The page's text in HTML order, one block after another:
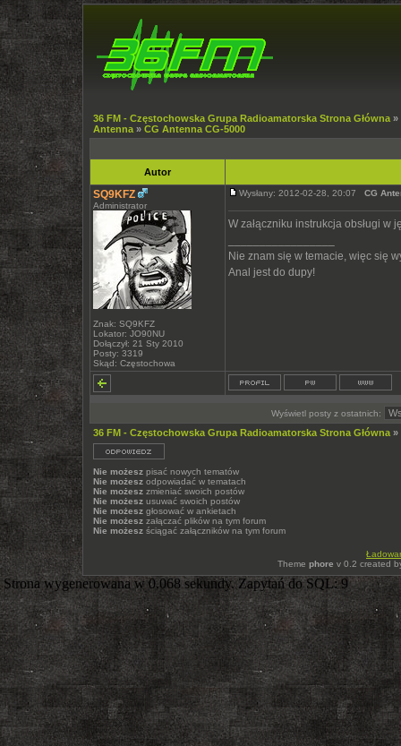
36 FM - Częstochowska Grupa Radioamatorska Strona Główna »
Antenna » CG Antenna CG-5000
Autor
SQ9KFZ
Administrator
Znak: SQ9KFZ
Lokator: JO90NU
Dołączył: 21 Sty 2010
Posty: 3319
Skąd: Częstochowa
Wysłany: 2012-02-28, 20:07 CG
W załączniku instrukcja obsługi w
Nie znam się w temacie, więc się
Anal jest do dupy!
Wyświetl posty z ostatnich:
36 FM - Częstochowska Grupa Radioamatorska Strona Główna »
Nie możesz pisać nowych tematów
Nie możesz odpowiadać w tematach
Nie możesz zmieniać swoich postów
Nie możesz usuwać swoich postów
Nie możesz głosować w ankietach
Nie możesz załączać plików na tym forum
Nie możesz ściągać załączników na tym forum
Theme phore v 0.2 created
Strona wygenerowana w 0.068 sekundy. Zapytań do SQL: 9